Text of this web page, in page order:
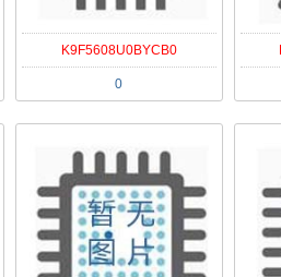
K9F5608U0BYCB0
0